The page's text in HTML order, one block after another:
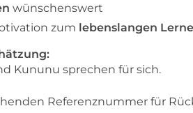
wünschenswert
zum lebenslangen
Kununu sprechen für sich.
Referenznummer für